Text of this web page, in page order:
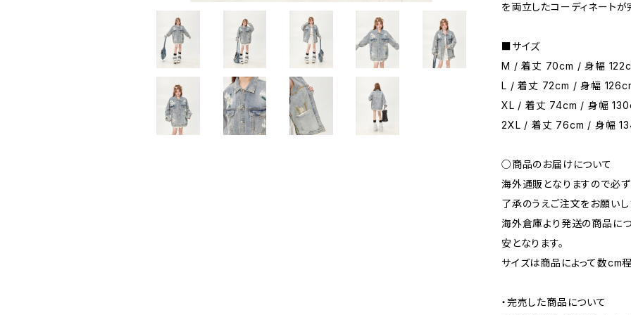
を両立したコーディネートが
■サイズ
M / 着丈 70cm / 身幅
L / 着丈 72cm / 身幅
XL / 着丈 74cm / 身幅
2XL / 着丈 76cm / 身幅
○商品のお届けについて
海外通販となりますので必
了承のうえご注文をお願いし
海外倉庫より発送の商品に
安となります。
サイズは商品によって数cm
・完売した商品について